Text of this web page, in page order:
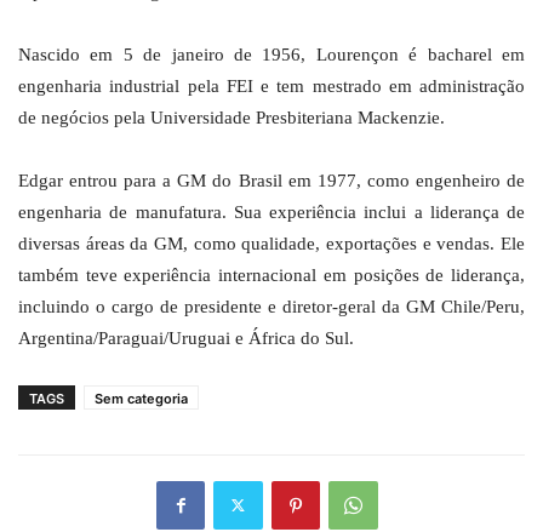
Nascido em 5 de janeiro de 1956, Lourençon é bacharel em
engenharia industrial pela FEI e tem mestrado em administração
de negócios pela Universidade Presbiteriana Mackenzie.
Edgar entrou para a GM do Brasil em 1977, como engenheiro de
engenharia de manufatura. Sua experiência inclui a liderança de
diversas áreas da GM, como qualidade, exportações e vendas. Ele
também teve experiência internacional em posições de liderança,
incluindo o cargo de presidente e diretor-geral da GM Chile/Peru,
Argentina/Paraguai/Uruguai e África do Sul.
TAGS Sem categoria